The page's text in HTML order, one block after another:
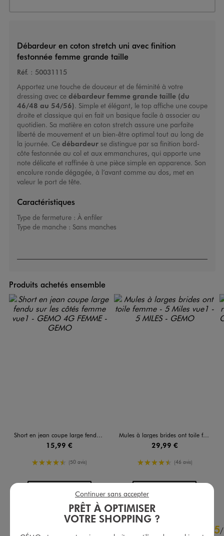
Débardeur en coton stretch uni avec finition
festonnée femme grande taille
Réf. : 50031115
Apportez une touche de douceur et de féminité à votre
dressing avec ce débardeur femme grande taille(du
46/48 au 54/56). Simple et élégant, le top affiche une coupe
droite et classique qui en fait un basique facile à associer au
quotidien. Sa matière en coton stretch assure une parfaite
liberté de mouvement et un bien-être optimal tout au long de
la journée. Ce débardeur se distingue par sa finition bord-
côte festonnée au col et aux emmanchures, qui apporte une
note délicate et raffinée à une pièce simple en apparence. Son
encolure ronde dégagée, à l’avant comme au dos, met en
valeur le port de tête.
Caractéristiques
Type de fermeture : À enfiler
Type de manche : Sans manches
Produits achetés ensemble
Short en jean coupe large fendu sur les côtés femme
15,99 €
4.5/5 de moyenne
(50 avis)
Mules à larges brides ont toile femme - 5 Miles
29,99 €
4.5/5 de moyenne
(46 avis)
4.7 5/
PRÊT À OPTIMISER
VOTRE SHOPPING ?
Continuer sans accepter